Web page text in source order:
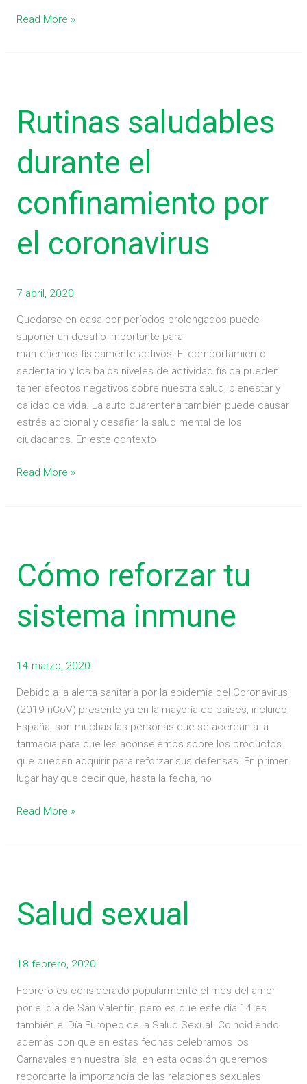
Read More »
Rutinas saludables
durante el
confinamiento por
el coronavirus
7 abril, 2020
Quedarse en casa por períodos prolongados puede
suponer un desafío importante para
mantenernos físicamente activos. El comportamiento
sedentario y los bajos niveles de actividad física pueden
tener efectos negativos sobre nuestra salud, bienestar y
calidad de vida. La auto cuarentena también puede causar
estrés adicional y desafiar la salud mental de los
ciudadanos. En este contexto
durante
el
por
coronavirus
Read More »
Cómo reforzar tu
sistema inmune
14 marzo, 2020
Debido a la alerta sanitaria por la epidemia del Coronavirus
(2019-nCoV) presente ya en la mayoría de países, incluido
España, son muchas las personas que se acercan a la
farmacia para que les aconsejemos sobre los productos
que pueden adquirir para reforzar sus defensas. En primer
lugar hay que decir que, hasta la fecha, no
tu
sistema
Read More »
Salud sexual
18 febrero, 2020
Febrero es considerado popularmente el mes del amor
por el día de San Valentín, pero es que este día 14 es
también el Día Europeo de la Salud Sexual. Coincidiendo
además con que en estas fechas celebramos los
Carnavales en nuestra isla, en esta ocasión queremos
recordarte la importancia de las relaciones sexuales